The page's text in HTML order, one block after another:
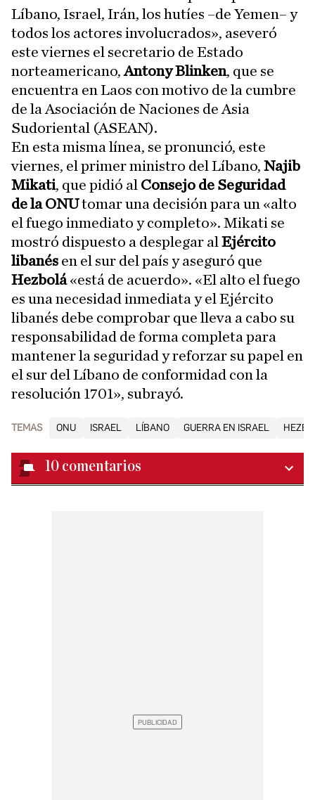
Líbano, Israel, Irán, los hutíes –de Yemen– y
todos los actores involucrados», aseveró
este viernes el secretario de Estado
norteamericano,Antony Blinken, que se
encuentra en Laos con motivo de la cumbre
de la Asociación de Naciones de Asia
Sudoriental (ASEAN).
En esta misma línea, se pronunció, este
viernes, el primer ministro del Líbano, Najib
Mikati, que pidió al Consejo de Seguridad
de la ONUtomar una decisión para un «alto
el fuego inmediato y completo». Mikati se
mostró dispuesto a desplegar al Ejército
libanés en el sur del país y aseguró que
Hezbolá«está de acuerdo». «El alto el fuego
es una necesidad inmediata y el Ejército
libanés debe comprobar que lleva a cabo su
responsabilidad de forma completa para
mantener la seguridad y reforzar su papel en
el sur del Líbano de conformidad con la
resolución 1701», subrayó.
TEMAS ONU ISRAEL LÍBANO GUERRA EN ISRAEL
10 comentarios